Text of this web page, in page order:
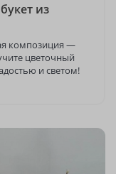
из
композиция —
цветочный
и светом!